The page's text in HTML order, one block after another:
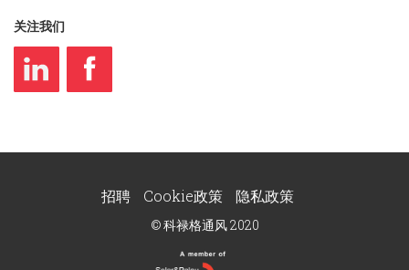
关注我们
招聘 Cookie政策 隐私政策
© 科禄格通风 2020